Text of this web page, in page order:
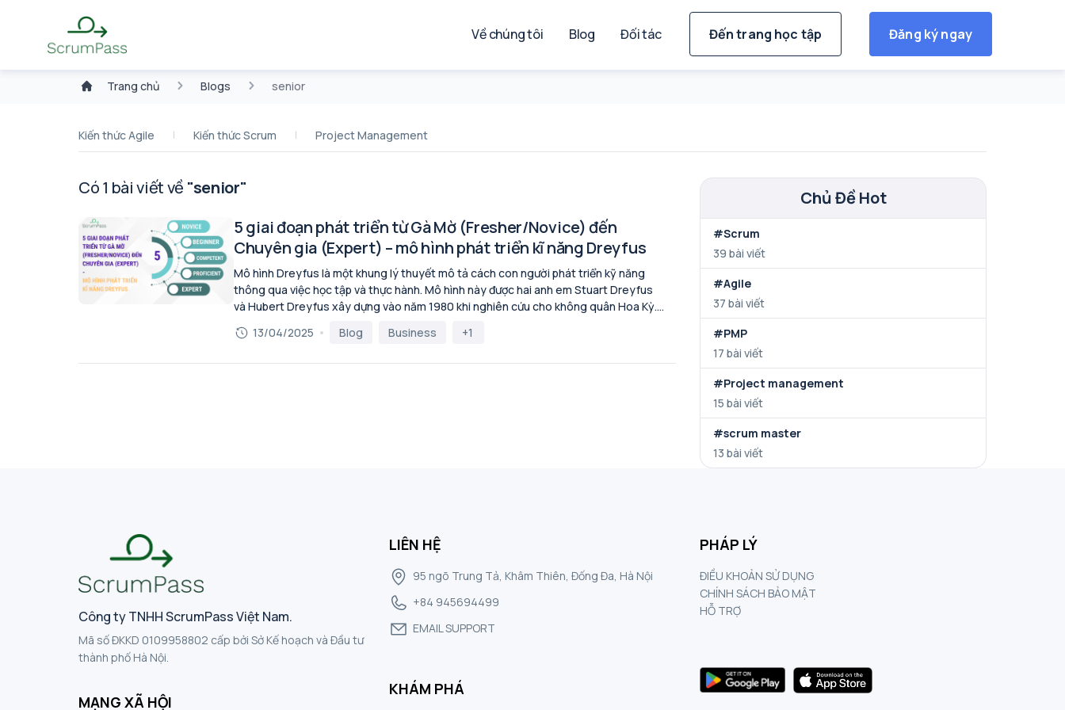
Về chúng tôi Blog Đối tác Đến trang học tập Đăng ký ngay
Trang chủ Blogs senior
Kiến thức Agile Kiến thức Scrum Project Management
Có 1 bài viết về "senior"
5 giai đoạn phát triển từ Gà Mờ (Fresher/Novice) đến
Chuyên gia (Expert) – mô hình phát triển kĩ năng Dreyfus
Mô hình Dreyfus là một khung lý thuyết mô tả cách con người phát triển kỹ năng
thông qua việc học tập và thực hành. Mô hình này được hai anh em Stuart Dreyfus
và Hubert Dreyfus xây dựng vào năm 1980 khi nghiên cứu cho không quân Hoa Kỳ.
Mô hình chia quá trình phát triển kỹ năng thành 5 giai đoạn: Người mới bắt đầu
(Novice): Là giai đoạn khởi đầu, người học cần các quy tắc rõ ràng, hướng dẫn từng
13/04/2025 Blog Business +1
Chủ Đề Hot
#Scrum
39 bài viết
#Agile
37 bài viết
#PMP
17 bài viết
#Project management
15 bài viết
#scrum master
13 bài viết
Công ty TNHH ScrumPass Việt Nam.
Mã số ĐKKD 0109958802 cấp bởi Sở Kế hoạch và Đầu tư
thành phố Hà Nội.
MẠNG XÃ HỘI
LIÊN HỆ
95 ngõ Trung Tả, Khâm Thiên, Đống Đa, Hà Nội
+84 945694499
EMAIL SUPPORT
KHÁM PHÁ
PHÁP LÝ
ĐIỀU KHOẢN SỬ DỤNG
CHÍNH SÁCH BẢO MẬT
HỖ TRỢ